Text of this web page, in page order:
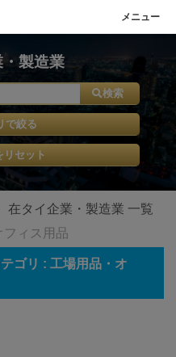
製造業
検索
で絞る
リセット
在タイ企業・製造業 一覧
フィス用品
ゴリ : 工場用品・オ